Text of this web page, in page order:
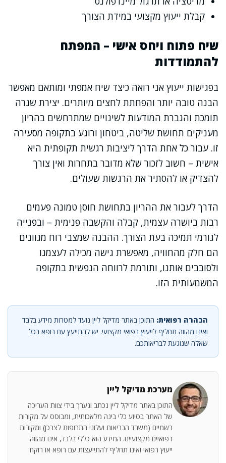
קבלת ייעוץ מקצועי במידת הצורך
שיח פתוח ויחס אישי – המפתח
להתמודדות
בפגישות ייעוץ אני רואה כיצד שיח אמפתי ומותאם מאפשר
הבנה טובה יותר והפחתת לחצים מיותרים. יצירת שגרה
תומכת והגברת המודעות לשינויים שמתרחשים בהריון
מעניקים תחושת שליטה, ביטחון ורוגע בתקופה מסעירה
זו. עבור כל אחת הדרך ליציבות רגשית תקופתית היא
אישית – חשוב לזכור שלא מדובר בתחרות ואין צורך
להצדיק או להסתיר את הרגשות שעולים.
הדרך לעבור את ההריון בתחושת חוסן טמונה פעמים
רבות ביושרה עצמית, קבלה והקשבה פנימית – ובפנייה
לגורמי תמיכה בעת הצורך. ההבנה שמצבי רוח מגוונים
הם חלק מהחוויה, מאפשרת גישה מכילה לעצמנו
ולסובבים אותנו, ותורמת לרווחה הנפשית בתקופה
המשמעותית הזו.
הבהרה רפואית: התוכן באתר מדיקל ליין נועד למטרות מידע בלבד
ואינו מהווה תחליף לייעוץ רפואי מקצועי. יש להתייעץ עם רופא בכל
שאלה שנוגעת לבריאותכם.
מערכת מדיקל ליין
התוכן באתר מדיקל ליין נכתב ונערך בידי צוות העריכה
של האתר בסיוע כלי בינה מלאכותית, ומבוסס על מקורות
רשמיים (משרד הבריאות ועלוני התרופות לצרכן) ומקורות
רפואיים מקצועיים. המידע הוא כללי בלבד, אינו מהווה
ייעוץ רפואי ואינו תחליף להתייעצות עם רופא או רוקח.